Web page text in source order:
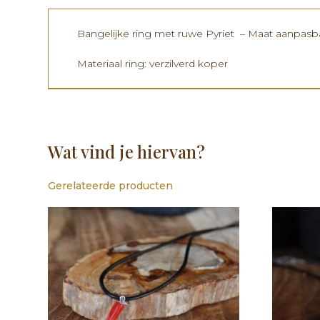
Bangelijke ring met ruwe Pyriet – Maat
Materiaal ring: verzilverd koper
Wat vind je hiervan?
Gerelateerde producten